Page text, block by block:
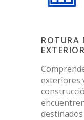
ROTURA
exteriores
destinados